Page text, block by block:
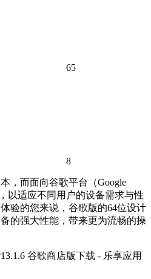
65
8
，而面向谷歌平台（Google
以适应不同用户的设备需求与性
验的您来说，谷歌版的64位设计
的强大性能，带来更为流畅的操